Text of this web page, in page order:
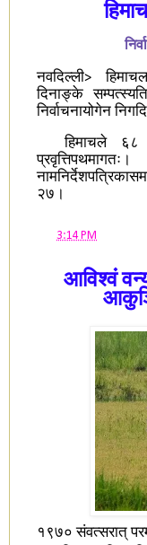
नवदिल्ली>
दिनाङ्के
निर्वाचनायोगेन
हिमाचले ६८
२७।
3:14 PM
आविश्वं
१९७० संवत्सरात्